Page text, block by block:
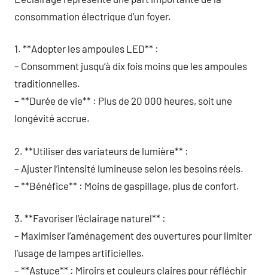
consommation électrique d’un foyer.
1. **Adopter les ampoules LED** :
– Consomment jusqu’à dix fois moins que les ampoules
traditionnelles.
– **Durée de vie** : Plus de 20 000 heures, soit une
longévité accrue.
2. **Utiliser des variateurs de lumière** :
– Ajuster l’intensité lumineuse selon les besoins réels.
– **Bénéfice** : Moins de gaspillage, plus de confort.
3. **Favoriser l’éclairage naturel** :
– Maximiser l’aménagement des ouvertures pour limiter
l’usage de lampes artificielles.
– **Astuce** : Miroirs et couleurs claires pour réfléchir